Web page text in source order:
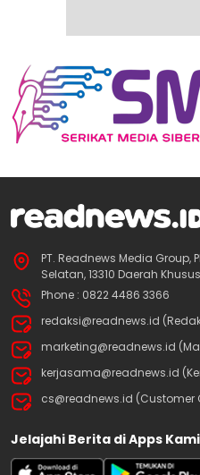
PT. Readnews Media
Selatan, 13310 Daerah
Phone : 0822 4486 3366
redaksi@readnews.id
marketing@readnews.id
kerjasama@readnews.id
cs@readnews.id (Customer
Jelajahi Berita di Apps Kami